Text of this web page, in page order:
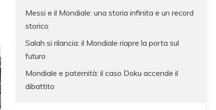
Messi e il Mondiale: una storia infinita e un record
storico
Salah si rilancia: il Mondiale riapre la porta sul
futuro
Mondiale e paternità: il caso Doku accende il
dibattito